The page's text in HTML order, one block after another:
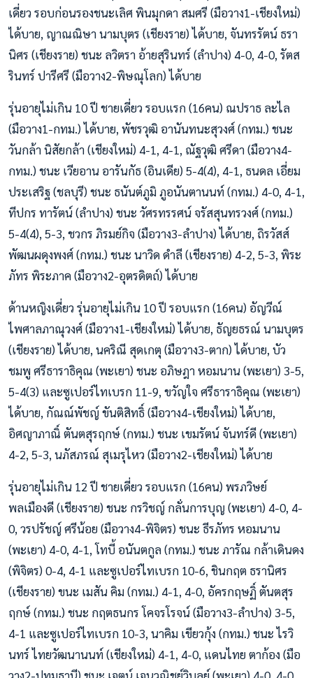
เดี่ยว รอบก่อนรองชนะเลิศ พินมุกดา สมศรี (มือวาง1-เชียงใหม่)
ได้บาย, ญาณณิษา นามบุตร (เชียงราย) ได้บาย, จันทรรัตน์ ธรา
นิศร (เชียงราย) ชนะ ลวิตรา อ้ายสุรินทร์ (ลำปาง) 4-0, 4-0, รัตส
รินทร์ ปารีศรี (มือวาง2-พิษณุโลก) ได้บาย
รุ่นอายุไม่เกิน 10 ปี ชายเดี่ยว รอบแรก (16คน) ณปราธ ละไล
(มือวาง1-กทม.) ได้บาย, พัชรวุฒิ อานันทนะสุวงศ์ (กทม.) ชนะ
วันกล้า นิสัยกล้า (เชียงใหม่) 4-1, 4-1, ณัฐวุฒิ ศรีดา (มือวาง4-
กทม.) ชนะ เวียอาน อารันกัธ (อินเดีย) 5-4(4), 4-1, ธนดล เอี่ยม
ประเสริฐ (ชลบุรี) ชนะ ธนันต์ภูมิ ภูอนันตานนท์ (กทม.) 4-0, 4-1,
ทีปกร ทารัตน์ (ลำปาง) ชนะ วัศรทรรศน์ จรัสสุนทรวงศ์ (กทม.)
5-4(4), 5-3, ชวกร ภิรมย์กิจ (มือวาง3-ลำปาง) ได้บาย, ถิรวัสส์
พัฒนผดุงพงศ์ (กทม.) ชนะ นาวิด ดำลี (เชียงราย) 4-2, 5-3, พิระ
ภัทร พิระภาค (มือวาง2-อุตรดิตถ์) ได้บาย
ด้านหญิงเดี่ยว รุ่นอายุไม่เกิน 10 ปี รอบแรก (16คน) อัญวีณ์
ไพศาลภาณุวงศ์ (มือวาง1-เชียงใหม่) ได้บาย, ธัญยธรณ์ นามบุตร
(เชียงราย) ได้บาย, นคริณี สุดเกตุ (มือวาง3-ตาก) ได้บาย, บัว
ชมพู ศรีธาราธิคุณ (พะเยา) ชนะ อภิษฎา หอมนาน (พะเยา) 3-5,
5-4(3) และซูเปอร์ไทเบรก 11-9, ขวัญใจ ศรีธาราธิคุณ (พะเยา)
ได้บาย, กัณณ์พัชญ์ ขันติสิทธิ์ (มือวาง4-เชียงใหม่) ได้บาย,
อิศญาภาณิ์ ตันตสุรฤกษ์ (กทม.) ชนะ เขมรัตน์ จันทร์ดี (พะเยา)
4-2, 5-3, นภัสภรณ์ สุเมรุไหว (มือวาง2-เชียงใหม่) ได้บาย
รุ่นอายุไม่เกิน 12 ปี ชายเดี่ยว รอบแรก (16คน) พรภวิษย์
พลเมืองดี (เชียงราย) ชนะ กรวิชญ์ กลั่นการบุญ (พะเยา) 4-0, 4-
0, วรปรัชญ์ ศรีน้อย (มือวาง4-พิจิตร) ชนะ ธีรภัทร หอมนาน
(พะเยา) 4-0, 4-1, โทบี้ อนันตกูล (กทม.) ชนะ ภารัณ กล้าเดินดง
(พิจิตร) 0-4, 4-1 และซูเปอร์ไทเบรก 10-6, ชินกฤต ธรานิศร
(เชียงราย) ขนะ เมสัน คิม (กทม.) 4-1, 4-0, อัครกฤษฏิ์ ตันตสุร
ฤกษ์ (กทม.) ชนะ กฤตธนกร โคจรโรจน์ (มือวาง3-ลำปาง) 3-5,
4-1 และซูเปอร์ไทเบรก 10-3, นาคิม เขียวกุ้ง (กทม.) ชนะ ไรวิ
นทร์ ไทยวัฒนานนท์ (เชียงใหม่) 4-1, 4-0, แดนไทย ตาก้อง (มือ